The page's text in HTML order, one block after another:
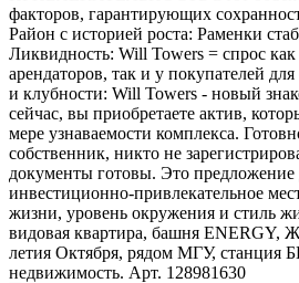
факторов, гарантирующих
Район с историей роста: Раменки
Ликвидность: Will Towers = спрос как
арендаторов, так и у покупателей
и клубности: Will Towers - новый
сейчас, вы приобретаете актив,
мере узнаваемости комплекса.
собственник, никто не
документы готовы. Это предложение
инвестиционно-привлекательное
жизни, уровень окружения и стиль
видовая квартира, башня ENERGY,
летия Октября, рядом МГУ, станция
недвижимость. Арт. 128981630